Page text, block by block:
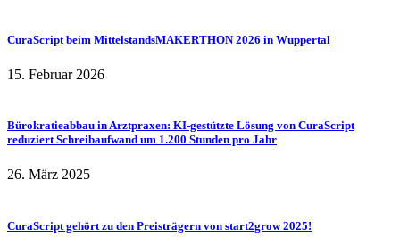
CuraScript beim MittelstandsMAKERTHON 2026 in Wuppertal
15. Februar 2026
Bürokratieabbau in Arztpraxen: KI-gestützte Lösung von CuraScript
reduziert Schreibaufwand um 1.200 Stunden pro Jahr
26. März 2025
CuraScript gehört zu den Preisträgern von start2grow 2025!